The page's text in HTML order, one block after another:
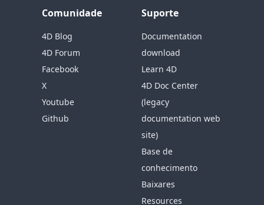
Comunidade
4D Blog
4D Forum
Facebook
X
Youtube
Github
Suporte
Documentation
download
Learn 4D
4D Doc Center
(legacy
documentation web
site)
Base de
conhecimento
Baixares
Resources